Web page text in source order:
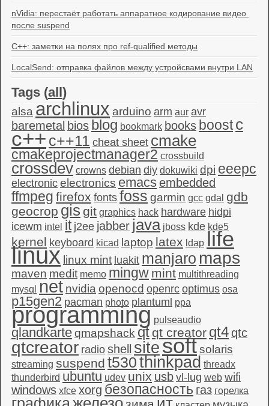
nVidia: перестаёт работать аппаратное кодирование видео
после suspend
C++: заметки на полях про ref-qualified методы
LocalSend: отправка файлов между устройсвами внутри LAN
Tags (all )
alsa archlinux arduino arm aur avr
baremetal bios blog bookmark books boost c
c++c++11 cheat sheet cmake
cmakeprojectmanager2 crossbuild
crossdev crowns debian diy dokuwiki dpi eeepc
electronic electronics emacsembedded
ffmpeg firefox fonts foss garmin gcc gdal gdb
geocrop gis git graphics hack hardware hidpi
icewm intel it j2ee jabber java jboss kde kde5
kernel keyboard kicad laptop latex ldap life
linux linux mint luakit manjaro maps
maven medit memo mingw mint multithreading
mysql
net nvidia openocd openrc optimus osa
p15gen2 pacman photo plantuml ppa
programming pulseaudio
qlandkarteqmapshack qt qt creator qt4qtc
qtcreator radio shell sitesoftsolaris
streaming suspend t530thinkpad threadx
thunderbird ubuntu udev unix usb vl-lug web wifi
windows xfce xorg безопасность газ горелка